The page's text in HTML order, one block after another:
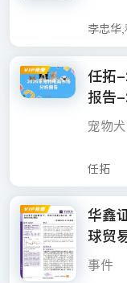
兰
链等
4.65
亿元
元，
佩蒂
6.59
2亿元
其中
和植
亮眼
之一
人宠
趋势
化，
品+服
年业
动识
3）专
瑞和
千生
脑
讯飞
7）跨
家、
巴、
济波
如果
圈，
模扩
26年
25.4%
新订
0.3%
粮实
主粮/
看，
毛利
国内
化，
占比
ct；
售费
pct，
现归
利率/
25Q1
品牌
8亿，
增，
牌占
Q1销
分别
推广
望提
厂在
国工
化产
风险
原材
期、
如果
圈，
事件
2024
是制
经常
润0.56
畜禽
生物
9%，
位；
同比
2024
有必
口蹄
科研
司宠
实现
9%，
物供
7.66%
股中
发”即
司实
71亿
元，
风险
李忠华
任拓
报告
宠物犬
宠物
单只
任拓
华鑫
球贸
动，
事件